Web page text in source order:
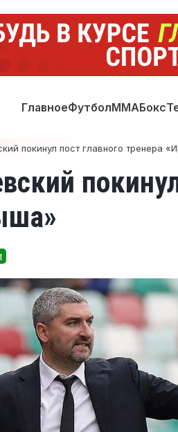
ГлавноеФутболММАБокс
покинул пост главного тренера